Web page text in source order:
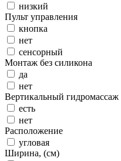
низкий
Пульт управления
кнопка
нет
сенсорный
Монтаж без силикона
да
нет
Вертикальный гидромассаж
есть
нет
Расположение
угловая
Ширина, (см)